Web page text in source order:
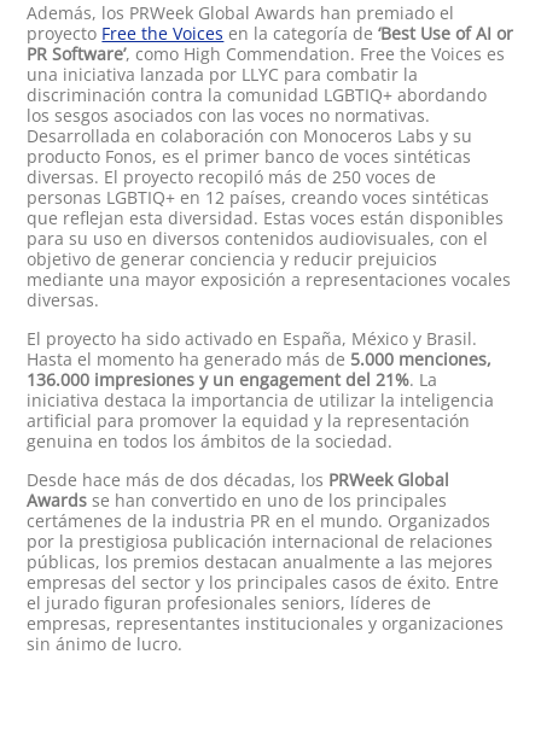
Además, los PRWeek Global Awards han premiado el
proyecto Free the Voices en la categoría de‘Best Use of AI or
PR Software’, como High Commendation. Free the Voices es
una iniciativa lanzada por LLYC para combatir la
discriminación contra la comunidad LGBTIQ+ abordando
los sesgos asociados con las voces no normativas.
Desarrollada en colaboración con Monoceros Labs y su
producto Fonos, es el primer banco de voces sintéticas
diversas. El proyecto recopiló más de 250 voces de
personas LGBTIQ+ en 12 países, creando voces sintéticas
que reflejan esta diversidad. Estas voces están disponibles
para su uso en diversos contenidos audiovisuales, con el
objetivo de generar conciencia y reducir prejuicios
mediante una mayor exposición a representaciones vocales
diversas.
El proyecto ha sido activado en España, México y Brasil.
Hasta el momento ha generado más de 5.000 menciones,
136.000 impresiones y un engagement del 21%. La
iniciativa destaca la importancia de utilizar la inteligencia
artificial para promover la equidad y la representación
genuina en todos los ámbitos de la sociedad.
Desde hace más de dos décadas, los PRWeek Global
Awards se han convertido en uno de los principales
certámenes de la industria PR en el mundo. Organizados
por la prestigiosa publicación internacional de relaciones
públicas, los premios destacan anualmente a las mejores
empresas del sector y los principales casos de éxito. Entre
el jurado figuran profesionales seniors, líderes de
empresas, representantes institucionales y organizaciones
sin ánimo de lucro.